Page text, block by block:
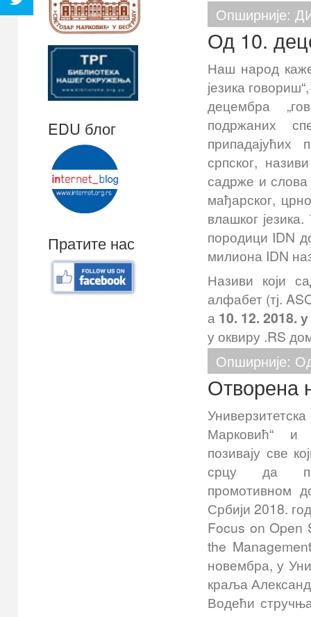
EDU блог
Пратите нас
Опширније:
Од 10.
Наш народ
језика
децембра
подржаних
српског,
садрже и слова
мађарског,
влашког
породици IDN
милиона IDN
Називи који
алфабет (тј.
а 10. 12. 2018.
у оквиру .RS
Опширније:
Отворена
Марковић“ и
позивају све
срцу да
промотивном
Србији 2018.
Focus on Open
the
новембра, у
краља
Водећи